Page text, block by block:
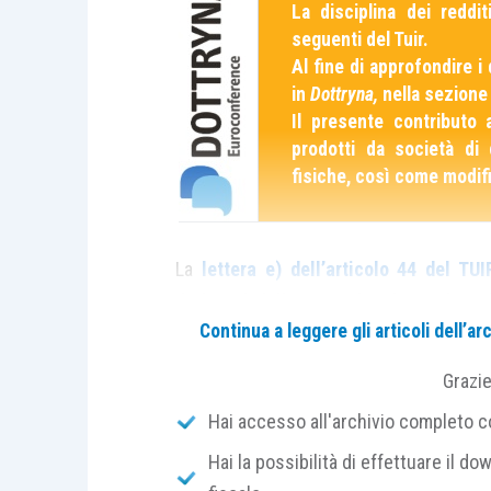
La disciplina dei
seguenti del Tuir.
Al fine di approfondire i
in Dottryna, nella sezione
Il presente contributo
prodotti da società di
fisiche, così come
La lettera e) dell’articolo 44 del
IRES.
società per azioni, in accomandita per
comeredditi di lavoro autonomo ai
Continua a leggere gli articoli
Hai accesso all'archivio completo
Hai la possibilità di effettuare il